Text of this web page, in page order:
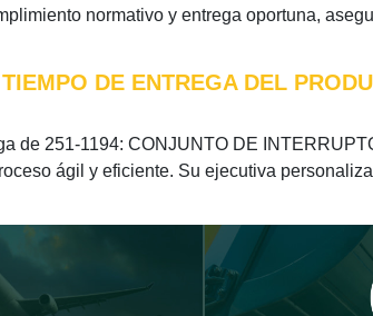
normativo y entrega oportuna,
DE ENTREGA DEL
de 251-1194: CONJUNTO DE
ágil y eficiente. Su ejecutiva